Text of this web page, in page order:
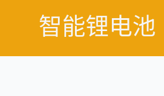
智能锂电池